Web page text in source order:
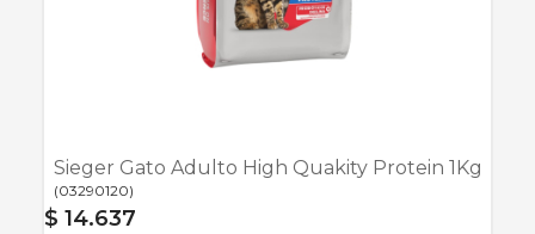
Sieger Gato Adulto High Quakity Protein 1Kg
(03290120)
$ 14.637